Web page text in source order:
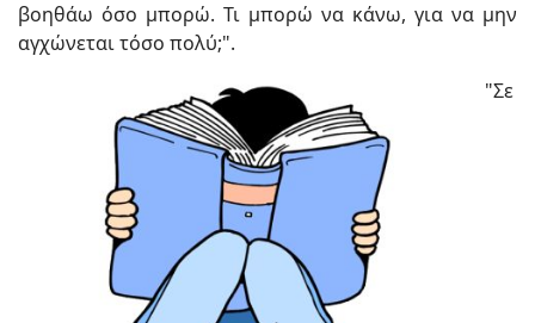
βοηθάω όσο μπορώ. Τι μπορώ να κάνω, για να μην
αγχώνεται τόσο πολύ;".
"Σε